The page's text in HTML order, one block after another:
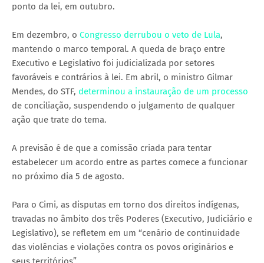
ponto da lei, em outubro.
Em dezembro, o Congresso derrubou o veto de Lula,
mantendo o marco temporal. A queda de braço entre
Executivo e Legislativo foi judicializada por setores
favoráveis e contrários à lei. Em abril, o ministro Gilmar
Mendes, do STF, determinou a instauração de um processo
de conciliação, suspendendo o julgamento de qualquer
ação que trate do tema.
A previsão é de que a comissão criada para tentar
estabelecer um acordo entre as partes comece a funcionar
no próximo dia 5 de agosto.
Para o Cimi, as disputas em torno dos direitos indígenas,
travadas no âmbito dos três Poderes (Executivo, Judiciário e
Legislativo), se refletem em um “cenário de continuidade
das violências e violações contra os povos originários e